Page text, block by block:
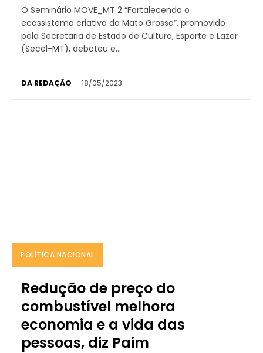
O Seminário MOVE_MT 2 “Fortalecendo o
ecossistema criativo do Mato Grosso”, promovido
pela Secretaria de Estado de Cultura, Esporte e Lazer
(Secel-MT), debateu e...
DA REDAÇÃO - 18/05/2023
POLÍTICA NACIONAL
Redução de preço do
combustível melhora
economia e a vida das
pessoas, diz Paim